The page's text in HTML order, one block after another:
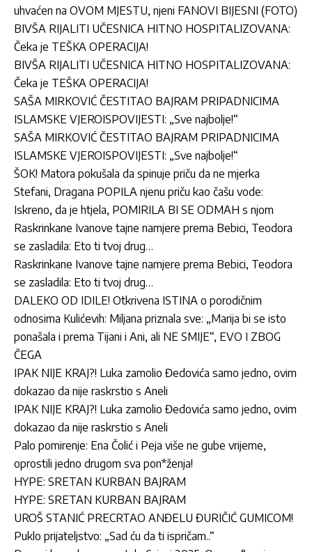
uhvaćen na OVOM MJESTU, njeni FANOVI BIJESNI (FOTO)
BIVŠA RIJALITI UČESNICA HITNO HOSPITALIZOVANA:
Čeka je TEŠKA OPERACIJA!
BIVŠA RIJALITI UČESNICA HITNO HOSPITALIZOVANA:
Čeka je TEŠKA OPERACIJA!
SAŠA MIRKOVIĆ ČESTITAO BAJRAM PRIPADNICIMA
ISLAMSKE VJEROISPOVIJESTI: „Sve najbolje!“
SAŠA MIRKOVIĆ ČESTITAO BAJRAM PRIPADNICIMA
ISLAMSKE VJEROISPOVIJESTI: „Sve najbolje!“
ŠOK! Matora pokušala da spinuje priču da ne mjerka
Stefani, Dragana POPILA njenu priču kao čašu vode:
Iskreno, da je htjela, POMIRILA BI SE ODMAH s njom
Raskrinkane Ivanove tajne namjere prema Bebici, Teodora
se zasladila: Eto ti tvoj drug…
Raskrinkane Ivanove tajne namjere prema Bebici, Teodora
se zasladila: Eto ti tvoj drug…
DALEKO OD IDILE! Otkrivena ISTINA o porodičnim
odnosima Kulićevih: Miljana priznala sve: „Marija bi se isto
ponašala i prema Tijani i Ani, ali NE SMIJE“, EVO I ZBOG
ČEGA
IPAK NIJE KRAJ?! Luka zamolio Đedovića samo jedno, ovim
dokazao da nije raskrstio s Aneli
IPAK NIJE KRAJ?! Luka zamolio Đedovića samo jedno, ovim
dokazao da nije raskrstio s Aneli
Palo pomirenje: Ena Čolić i Peja više ne gube vrijeme,
oprostili jedno drugom sva pon*ženja!
HYPE: SRETAN KURBAN BAJRAM
HYPE: SRETAN KURBAN BAJRAM
UROŠ STANIĆ PRECRTAO ANĐELU ĐURIČIĆ GUMICOM!
Puklo prijateljstvo: „Sad ću da ti ispričam..“